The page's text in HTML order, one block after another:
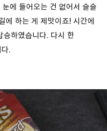
에 들어오는 건 없어서 슬슬
에 하는 게 제맛이죠! 시간에
승하였습니다. 다시 한
.